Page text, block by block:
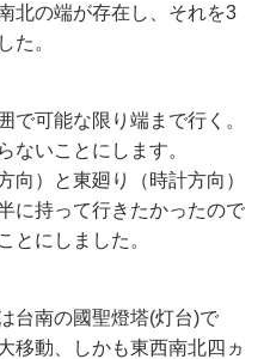
北の端が存在し、それを3
た。
で可能な限り端まで行く。
ないことにします。
向）と東廻り（時計方向）
に持って行きたかったので
とにしました。
台南の國聖燈塔(灯台)で
移動、しかも東西南北四ヵ